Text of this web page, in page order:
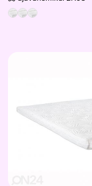
(5-tsoon
Kattemadrats